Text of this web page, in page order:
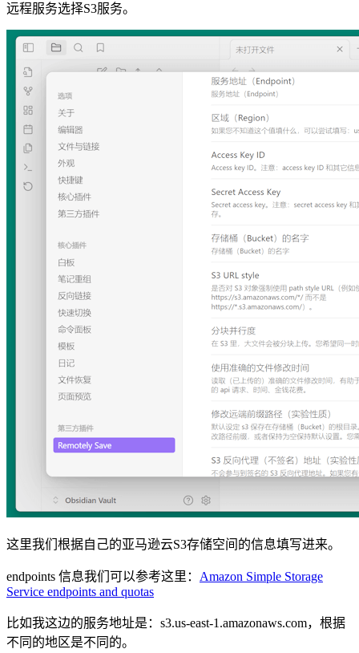
远程服务选择S3服务。
这里我们根据自己的亚马逊云S3存储空间的信息填写进来。
endpoints 信息我们可以参考这里： Amazon Simple Storage
Service endpoints and quotas
比如我这边的服务地址是：s3.us-east-1.amazonaws.com，根据
不同的地区是不同的。